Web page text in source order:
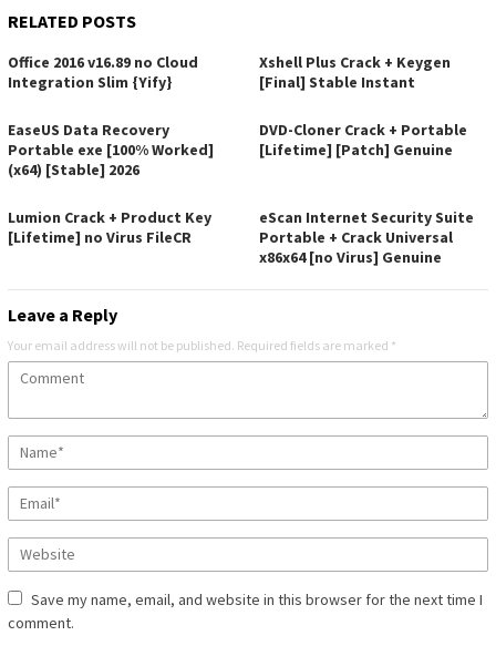
RELATED POSTS
Office 2016 v16.89 no Cloud
Integration Slim {Yify}
Xshell Plus Crack + Keygen
[Final] Stable Instant
EaseUS Data Recovery
Portable exe [100% Worked]
(x64) [Stable] 2026
DVD-Cloner Crack + Portable
[Lifetime] [Patch] Genuine
Lumion Crack + Product Key
[Lifetime] no Virus FileCR
eScan Internet Security Suite
Portable + Crack Universal
x86x64 [no Virus] Genuine
Leave a Reply
Your email address will not be published. Required fields are marked *
Save my name, email, and website in this browser for the next time I
comment.